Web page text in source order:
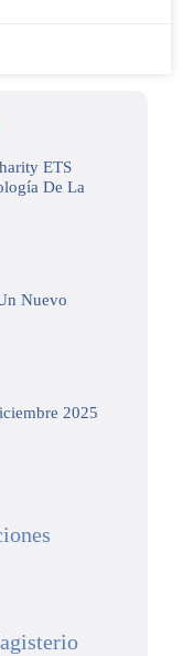
ETS
De La
Nuevo
2025